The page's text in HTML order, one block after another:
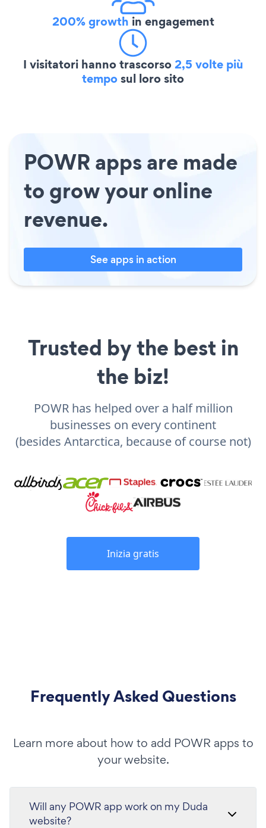
200% growth in engagement
I visitatori hanno trascorso2,5 volte più
temposul loro sito
POWR apps are made
to grow your online
revenue.
See apps in action
Trusted by the best in
the biz!
POWR has helped over a half million
businesses on every continent
(besides Antarctica, because of course not)
Inizia gratis
Frequently Asked Questions
Learn more about how to add POWR apps to
your website.
Will any POWR app work on my Duda
website?